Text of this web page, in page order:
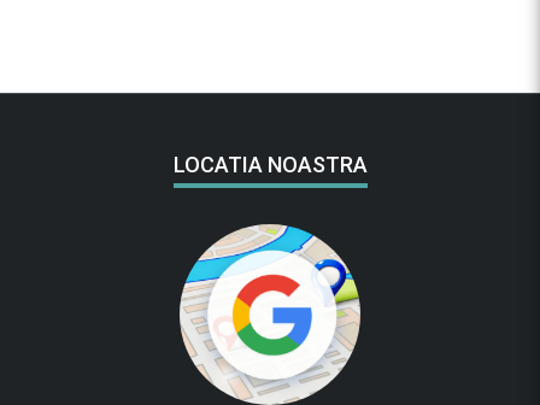
LOCATIA NOASTRA